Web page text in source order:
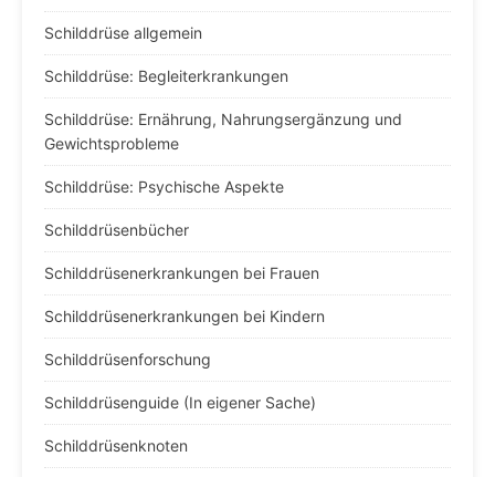
Schilddrüse allgemein
Schilddrüse: Begleiterkrankungen
Schilddrüse: Ernährung, Nahrungsergänzung und
Gewichtsprobleme
Schilddrüse: Psychische Aspekte
Schilddrüsenbücher
Schilddrüsenerkrankungen bei Frauen
Schilddrüsenerkrankungen bei Kindern
Schilddrüsenforschung
Schilddrüsenguide (In eigener Sache)
Schilddrüsenknoten